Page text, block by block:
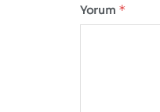
Yorum *